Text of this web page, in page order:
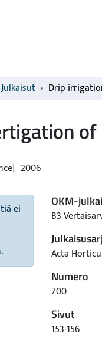
Julkaisut
2006
ei
OKM-
B3
Acta
Numero
700
Sivut
153-156